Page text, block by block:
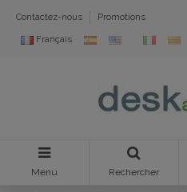
Contactez-nous Promotions
Français
Menu Rechercher